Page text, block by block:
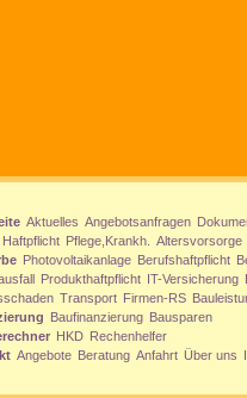
Aktuelles Angebotsanfragen
Haftpflicht Pflege,Krankh.
Altersvorsorge
Photovoltaikanlage Berufshaftpflicht
Produkthaftpflicht IT-Versicherung
Transport Firmen-RS
Baufinanzierung Bausparen
HKD Rechenhelfer
Angebote Beratung Anfahrt Über uns